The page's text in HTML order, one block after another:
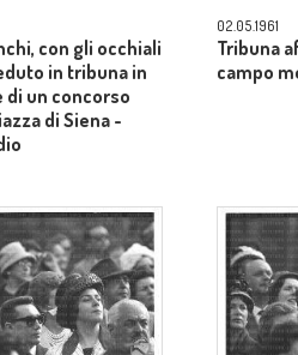
con gli occhiali
in tribuna in
di un concorso
di Siena -
02.05.1961
Tribuna
campo